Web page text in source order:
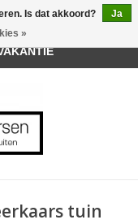
tuin
Is dat akkoord?
Ja
»
| Belvederelaan 107